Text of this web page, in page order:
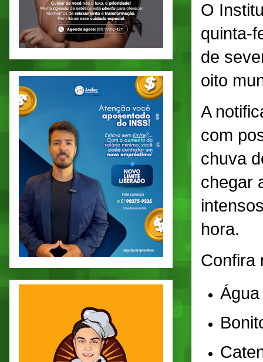
O
quinta-
de
oito
A
com
chuva
chegar
hora.
Confira